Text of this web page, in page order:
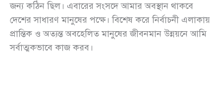
জন্য কঠিন ছিল। এবারের সংসদে আমার অবস্থান থাকবে
দেশের সাধারণ মানুষের পক্ষে। বিশেষ করে নির্বাচনী এলাকায়
প্রান্তিক ও অত্যন্ত অবহেলিত মানুষের জীবনমান উন্নয়নে আমি
সর্বাত্মকভাবে কাজ করব।